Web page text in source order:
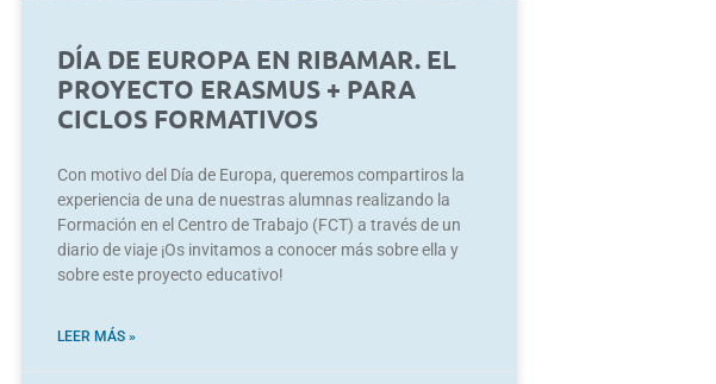
DÍA DE EUROPA EN RIBAMAR. EL
PROYECTO ERASMUS + PARA
CICLOS FORMATIVOS
Con motivo del Día de Europa, queremos compartiros la
experiencia de una de nuestras alumnas realizando la
Formación en el Centro de Trabajo (FCT) a través de un
diario de viaje ¡Os invitamos a conocer más sobre ella y
sobre este proyecto educativo!
LEER MÁS »